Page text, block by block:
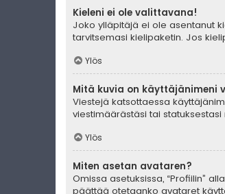
Kieleni ei ole valittavana!
Joko ylläpitäjä ei ole asentanut
tarvitsemasi kielipaketin. Jos
Ylös
Mitä kuvia on käyttäjänimeni
Viestejä katsottaessa
viestimäärästäsi tai
Ylös
Miten asetan avataren?
Omissa asetuksissa, “Profiilin”
päättää otetaanko avataret